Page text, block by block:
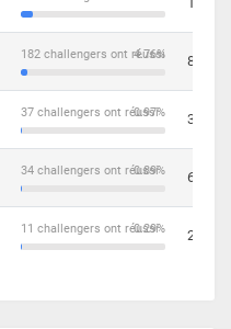
4.76%
182 challengers ont réussi 8
0.97%
37 challengers ont réussi 3
0.89%
34 challengers ont réussi 6
0.29%
11 challengers ont réussi 2